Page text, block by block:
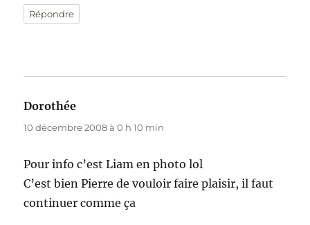
Répondre
Dorothée
10 décembre 2008 à 0 h 10 min
Pour info c’est Liam en photo lol
C’est bien Pierre de vouloir faire plaisir, il faut
continuer comme ça